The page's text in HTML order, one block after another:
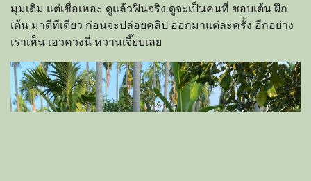
มุมเดิม แต่เชื่อเหอะ ดูแล้วฟินจริง ดูจะเป็นคนที่ ชอบเต้น ฝึก
เต้น มาดีทีเดียว ก่อนจะปล่อยคลิป ออกมาแต่ละครั้ง อีกอย่าง
เราเห็น เอวควงนี่ หวานเจี๊ยบเลย